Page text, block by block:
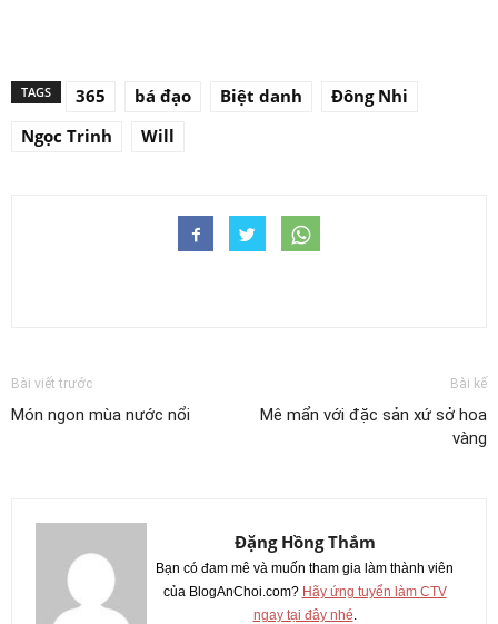
TAGS 365 bá đạo Biệt danh
Đông Nhi
Ngọc Trinh
Will
Bài viết trước
Món ngon mùa nước nổi
Bài kế
Mê mẩn với đặc sản xứ sở hoa
vàng
Đặng Hồng Thắm
Bạn có đam mê và muốn tham gia làm thành viên
của BlogAnChoi.com? Hãy ứng tuyển làm CTV
ngay tại đây nhé.